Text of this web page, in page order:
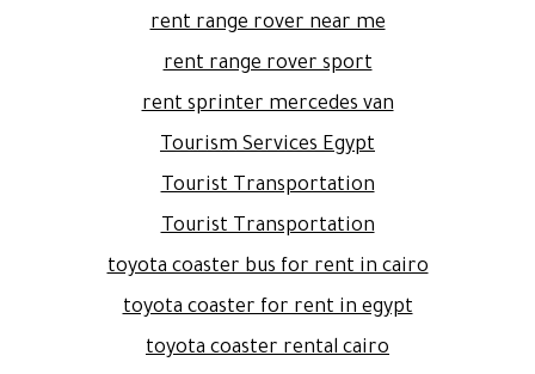
rent range rover near me
rent range rover sport
rent sprinter mercedes van
Tourism Services Egypt
Tourist Transportation
Tourist Transportation
toyota coaster bus for rent in cairo
toyota coaster for rent in egypt
toyota coaster rental cairo